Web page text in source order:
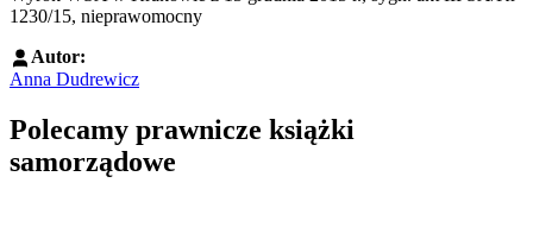
1230/15, nieprawomocny
Autor:
Anna Dudrewicz
Polecamy prawnicze książki
samorządowe